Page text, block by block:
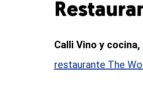
Calli Vino y
restaurante The